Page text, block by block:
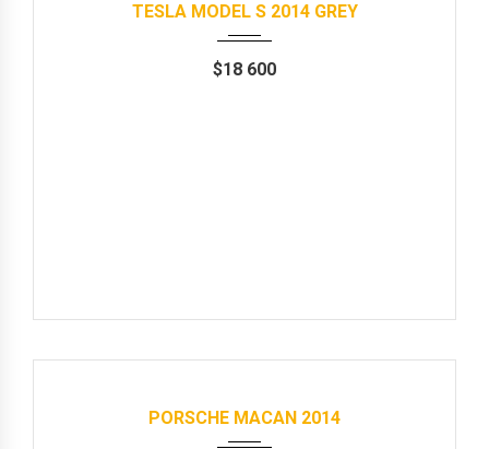
TESLA MODEL S 2014 GREY
$18 600
Продані 2014 Автомат 141000 km
PORSCHE MACAN 2014